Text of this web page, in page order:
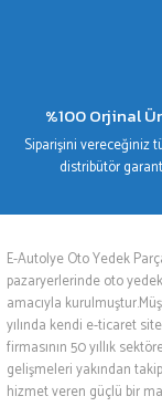
%100 Orjinal
Siparişini vereceğiniz
distribütör
E-Autolye Oto Yedek
pazaryerlerinde oto
amacıyla
yılında kendi e-ticaret
firmasının 50 yıllık
gelişmeleri yakından
hizmet veren güçlü bir